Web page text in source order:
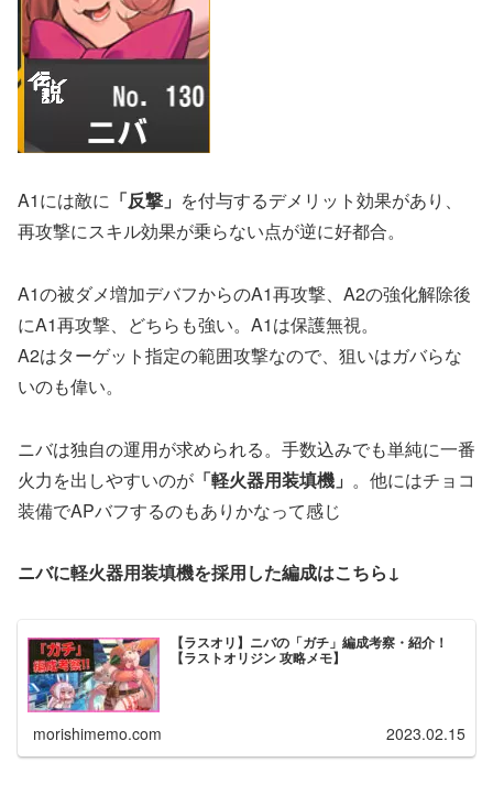
A1には敵に 「反撃」 を付与するデメリット効果があり、
再攻撃にスキル効果が乗らない点が逆に好都合。
A1の被ダメ増加デバフからのA1再攻撃、A2の強化解除後
にA1再攻撃、どちらも強い。A1は保護無視。
A2はターゲット指定の範囲攻撃なので、狙いはガバらな
いのも偉い。
ニバは独自の運用が求められる。手数込みでも単純に一番
火力を出しやすいのが 「軽火器用装填機」 。他にはチョコ
装備でAPバフするのもありかなって感じ
ニバに軽火器用装填機を採用した編成はこちら↓
【ラスオリ】ニバの「ガチ」編成考察・紹介！
【ラストオリジン 攻略メモ】
morishimemo.com 2023.02.15